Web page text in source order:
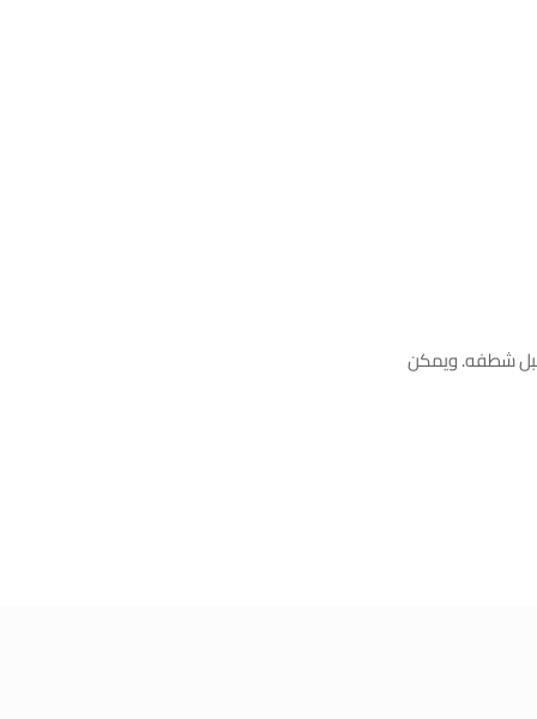
شطفه. ويمكن